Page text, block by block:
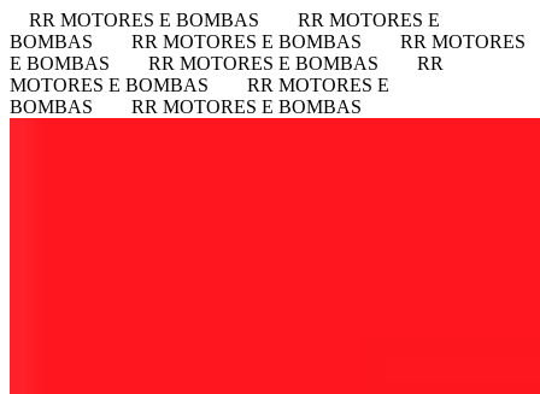
RR MOTORES E BOMBAS
RR MOTORES E
BOMBAS
RR MOTORES E BOMBAS
RR MOTORES
E BOMBAS
RR MOTORES E BOMBAS
RR
MOTORES E BOMBAS
RR MOTORES E
BOMBAS
RR MOTORES E BOMBAS